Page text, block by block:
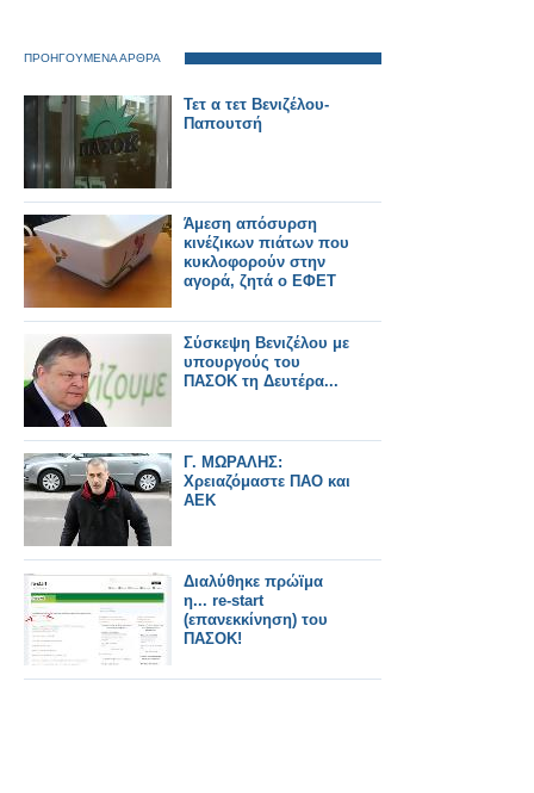
ΠΡΟΗΓΟΥΜΕΝΑ ΑΡΘΡΑ
Τετ α τετ Βενιζέλου-
Παπουτσή
Άμεση απόσυρση
κινέζικων πιάτων που
κυκλοφορούν στην
αγορά, ζητά ο ΕΦΕΤ
Σύσκεψη Βενιζέλου με
υπουργούς του
ΠΑΣΟΚ τη Δευτέρα...
Γ. ΜΩΡΑΛΗΣ:
Χρειαζόμαστε ΠΑΟ και
ΑΕΚ
Διαλύθηκε πρώϊμα
η... re-start
(επανεκκίνηση) του
ΠΑΣΟΚ!